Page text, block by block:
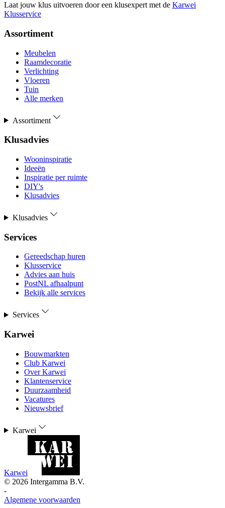
Laat jouw klus uitvoeren door een klusexpert met de Karwei
Klusservice
Assortiment
Meubelen
Raamdecoratie
Verlichting
Vloeren
Tuin
Alle merken
Assortiment
Klusadvies
Wooninspiratie
Ideeën
Inspiratie per ruimte
DIY's
Klusadvies
Klusadvies
Services
Gereedschap huren
Klusservice
Advies aan huis
PostNL afhaalpunt
Bekijk alle services
Services
Karwei
Bouwmarkten
Club Karwei
Over Karwei
Klantenservice
Duurzaamheid
Vacatures
Nieuwsbrief
Karwei
Karwei
© 2026 Intergamma B.V.
-
Algemene voorwaarden